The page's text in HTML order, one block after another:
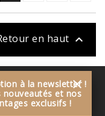
en haut 

à la newsletter !
nouveautés et nos
exclusifs !
close